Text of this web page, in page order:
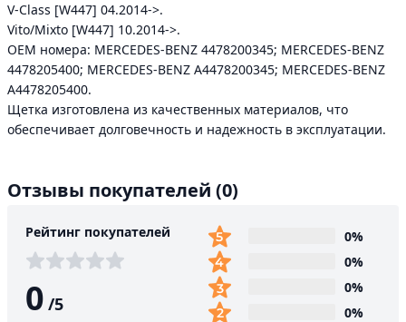
V-Class [W447] 04.2014->.
Vito/Mixto [W447] 10.2014->.
ОЕМ номера: MERCEDES-BENZ 4478200345; MERCEDES-BENZ
4478205400; MERCEDES-BENZ A4478200345; MERCEDES-BENZ
A4478205400.
Щетка изготовлена из качественных материалов, что
обеспечивает долговечность и надежность в эксплуатации.
Отзывы покупателей (0)
Рейтинг покупателей
0 /5
0%
0%
0%
0%